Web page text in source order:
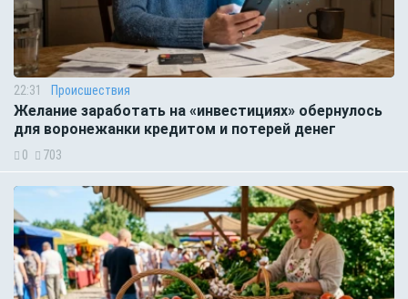
22:31 Происшествия
Желание заработать на «инвестициях» обернулось
для воронежанки кредитом и потерей денег
0 703